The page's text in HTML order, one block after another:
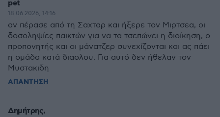
pet
18.06.2026, 14:16
αν πέρασε από τη Σαχταρ και ήξερε τον Μιρτσεα, οι
δοσοληψίες παικτών για να τα τσεπώνει η διοίκηση, ο
προπονητής και οι μάνατζερ συνεχίζονται και ας πάει
η ομάδα κατά διαολου. Για αυτό δεν ήθελαν τον
Μυστακιδη
ΑΠΑΝΤΗΣΗ
Δημήτρης,